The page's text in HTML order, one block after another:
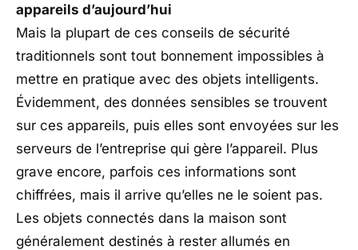
appareils d’aujourd’hui
Mais la plupart de ces conseils de sécurité
traditionnels sont tout bonnement impossibles à
mettre en pratique avec des objets intelligents.
Évidemment, des données sensibles se trouvent
sur ces appareils, puis elles sont envoyées sur les
serveurs de l’entreprise qui gère l’appareil. Plus
grave encore, parfois ces informations sont
chiffrées, mais il arrive qu’elles ne le soient pas.
Les objets connectés dans la maison sont
généralement destinés à rester allumés en